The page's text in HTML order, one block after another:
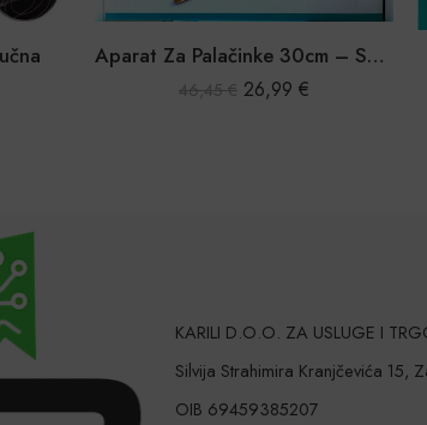
Sterilizator za bočice
66,23€ 33,05€
KARILI D.O.O. ZA USLUGE I
Silvija Strahimira Kranjčevića 15,
OIB 69459385207